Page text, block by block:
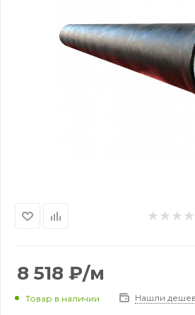
8 518 ₽/м
Товар в наличии Нашли